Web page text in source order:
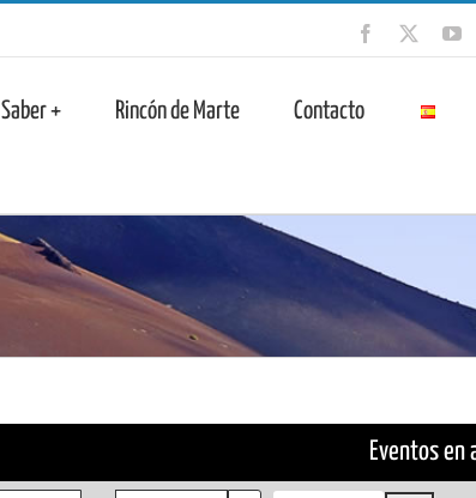
Facebook
Saber + Rincón de Marte Contacto
Eventos